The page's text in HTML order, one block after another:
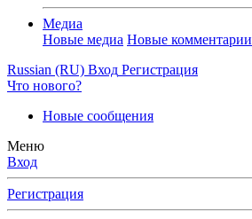
Медиа
Новые медиа Новые комментарии
Russian (RU) Вход Регистрация
Что нового?
Новые сообщения
Меню
Вход
Регистрация